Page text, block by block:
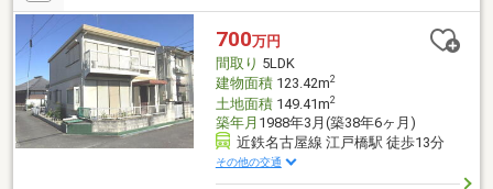
700万円
間取り 5LDK
建物面積123.42m2
土地面積149.41m2
築年月 1988年3月(築38年6ヶ月)
近鉄名古屋線 江戸橋駅 徒歩13分
その他の交通